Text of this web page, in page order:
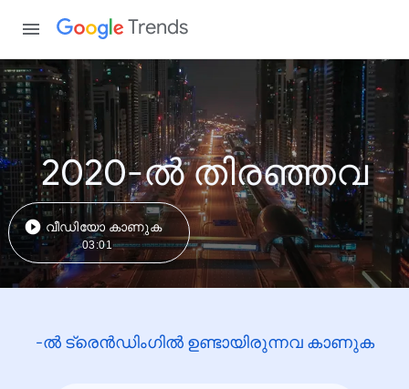
Trends
2020-ൽ തിരഞ്ഞവ
വീഡിയോ കാണുക
03:01
-ൽ ട്രെൻഡിംഗിൽ ഉണ്ടായിരുന്നവ കാണുക